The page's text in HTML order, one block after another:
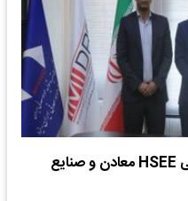
برگزاری دوره‌های آموزشی تخصصی HSEE معادن و صنایع